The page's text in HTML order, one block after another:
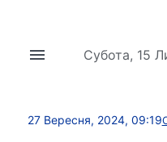
Субота, 15
27 Вересня, 2024, 09:19